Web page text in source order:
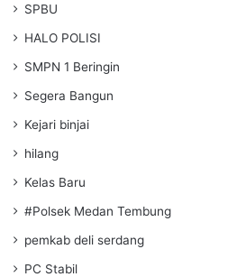
SPBU
HALO POLISI
SMPN 1 Beringin
Segera Bangun
Kejari binjai
hilang
Kelas Baru
#Polsek Medan Tembung
pemkab deli serdang
PC Stabil